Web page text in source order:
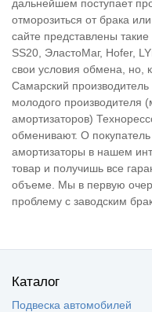
дальнейшем поступает
отморозиться от брака
сайте представлены
SS20, ЭластоМаг, Hofer,
свои условия обмена, но,
Самарский
молодого производителя
амортизаторов)
обменивают. О
амортизаторы в нашем
товар и получишь все
объеме. Мы в первую
проблему с заводским
Каталог
Подвеска автомобилей